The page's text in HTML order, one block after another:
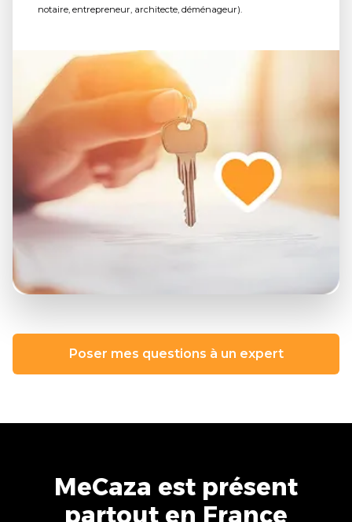
notaire, entrepreneur, architecte, déménageur).
Poser mes questions à un expert
MeCaza est présent
partout en France